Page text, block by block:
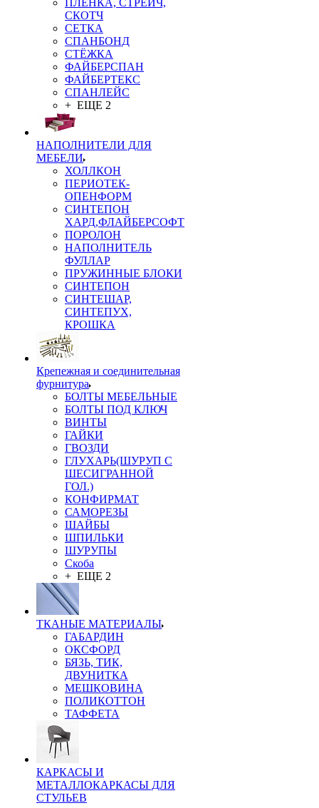
ПЛЁНКА, СТРЕЙЧ,
СКОТЧ
СЕТКА
СПАНБОНД
СТЁЖКА
ФАЙБЕРСПАН
ФАЙБЕРТЕКС
СПАНЛЕЙС
+ ЕЩЕ 2
НАПОЛНИТЕЛИ ДЛЯ
МЕБЕЛИ
ХОЛЛКОН
ПЕРИОТЕК-
ОПЕНФОРМ
СИНТЕПОН
ХАРД,ФЛАЙБЕРСОФТ
ПОРОЛОН
НАПОЛНИТЕЛЬ
ФУЛЛАР
ПРУЖИННЫЕ БЛОКИ
СИНТЕПОН
СИНТЕШАР,
СИНТЕПУХ,
КРОШКА
Крепежная и соединительная
фурнитура
БОЛТЫ МЕБЕЛЬНЫЕ
БОЛТЫ ПОД КЛЮЧ
ВИНТЫ
ГАЙКИ
ГВОЗДИ
ГЛУХАРЬ(ШУРУП С
ШЕСИГРАННОЙ
ГОЛ.)
КОНФИРМАТ
САМОРЕЗЫ
ШАЙБЫ
ШПИЛЬКИ
ШУРУПЫ
Скоба
+ ЕЩЕ 2
ТКАНЫЕ МАТЕРИАЛЫ
ГАБАРДИН
ОКСФОРД
БЯЗЬ, ТИК,
ДВУНИТКА
МЕШКОВИНА
ПОЛИКОТТОН
ТАФФЕТА
КАРКАСЫ И
МЕТАЛЛОКАРКАСЫ ДЛЯ
СТУЛЬЕВ